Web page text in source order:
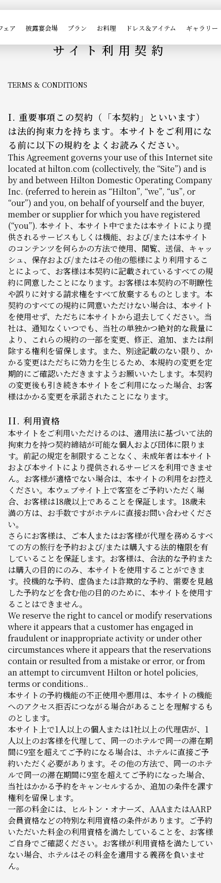
ェア 披露宴会場 プラン お料理 ドレス＆アイテム ギャラリー
TERMS OF USE
サイト利用契約
TERMS & CONDITIONS
I. 重要事項この契約（「本契約」といいます）
は法的拘束力を持ちます。本サイトをご利用にな
る前に以下の規約をよくお読みください。
This Agreement governs your use of this Internet site
located at hilton.com (collectively, the “Site”) and is
by and between Hilton Domestic Operating Company
Inc. (referred to herein as “Hilton”, “we”, “us”, or
“our”) and you, on behalf of yourself and the buyer,
member or supplier for which you have registered
(“you”). 本サイト、本サイト中でまたは本サイトにより提
供されるサービスもしくは機能、および/または本サイト
のコンテンツを何らかの方法で使用、閲覧、送信、キャッ
シュ、保存および/またはその他の態様により利用するこ
とによって、お客様は本契約に記載されているすべての規
約に同意したことになります。お客様は本契約の不明瞭性
や誤りに対する請求権をすべて放棄するものとします。本
契約のすべての規約に同意いただけない場合は、本サイト
を使用せず、ただちに本サイトから退去してください。当
社は、通知なくいつでも、当社の単独かつ絶対的な裁量に
より、これらの規約の一部を変更、修正、追加、または削
除する権利を留保します。また、別途記載のない限り、か
かる変更はただちに効力を生じるため、本規約の変更を定
期的にご確認いただきますようお願いいたします。本契約
の変更後も引き続き本サイトをご利用になった場合、お客
様はかかる変更を承諾されたことになります。
II. 利用資格
本サイトをご利用いただけるのは、適用法に基づいて法的
拘束力を持つ契約締結が可能な個人および団体に限りま
す。前記の規定を制限することなく、未成年者は本サイト
および本サイトにより提供されるサービスを利用できませ
ん。お客様が適格でない場合は、本サイトの利用をお控え
ください。本ウェブサイト上で客室をご予約いただく場
合、お客様は18歳以上であることを保証します。18歳未
満の方は、お手数ですがホテルに直接お問い合わせくださ
い。
さらにお客様は、ご本人またはお客様が代理を務めるすべ
ての方の旅行を予約および/または購入する法的権限を有
していることを保証します。お客様は、合法的な予約また
は購入の目的にのみ、本サイトを使用することができま
す。投機的な予約、虚偽または詐欺的な予約、需要を見越
した予約などを含む他の目的のために、本サイトを使用す
ることはできません。
We reserve the right to cancel or modify reservations
where it appears that a customer has engaged in
fraudulent or inappropriate activity or under other
circumstances where it appears that the reservations
contain or resulted from a mistake or error, or from
an attempt to circumvent Hilton or hotel policies,
terms or conditions..
本サイトの予約機能の不正使用や悪用は、本サイトの機能
へのアクセス拒否につながる場合があることを理解するも
のとします。
本サイト上で1人以上の個人または1社以上の代理店が、1
人以上のお客様を代理して、同一のホテルで同一の滞在期
間に9室を超えてご予約になる場合は、ホテルに直接ご予
約いただく必要があります。その他の方法で、同一のホテ
ルで同一の滞在期間に9室を超えてご予約になった場合、
当社はかかる予約をキャンセルするか、追加の条件を課す
権利を留保します。
一部の料金には、ヒルトン・オナーズ、AAAまたはAARP
会員資格などの特別な利用資格の条件があります。ご予約
いただいた料金の利用資格を満たしていることを、お客様
ご自身でご確認ください。お客様が利用資格を満たしてい
ない場合、ホテルはその料金を適用する義務を負いませ
ん。